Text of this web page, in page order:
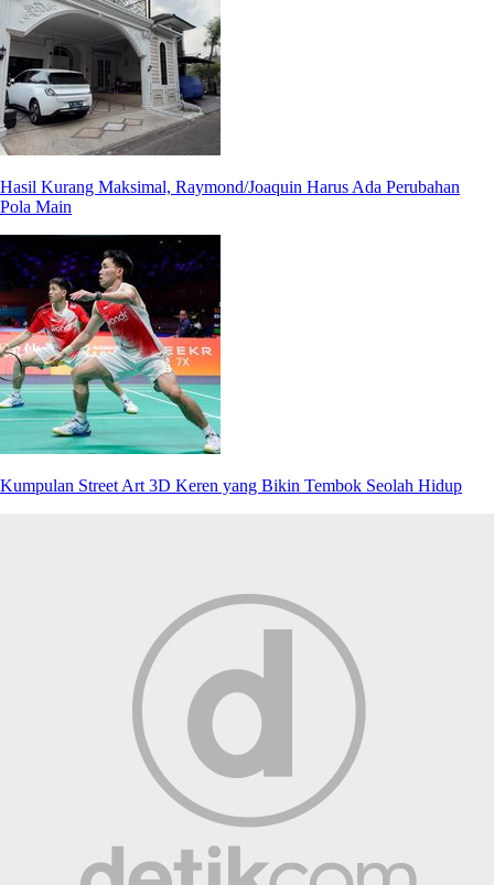
Hasil Kurang Maksimal, Raymond/Joaquin Harus Ada Perubahan
Pola Main
Kumpulan Street Art 3D Keren yang Bikin Tembok Seolah Hidup